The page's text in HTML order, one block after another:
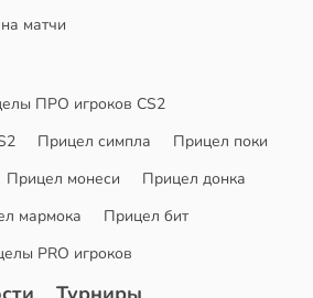
матчи
ПРО игроков CS2
Прицел симпла
Прицел поки
Прицел монеси
Прицел донка
мармока
Прицел бит
PRO игроков